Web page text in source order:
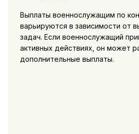
Выплаты военнослужащим по
варьируются в зависимости от
задач. Если военнослужащий
активных действиях, он может
дополнительные выплаты.